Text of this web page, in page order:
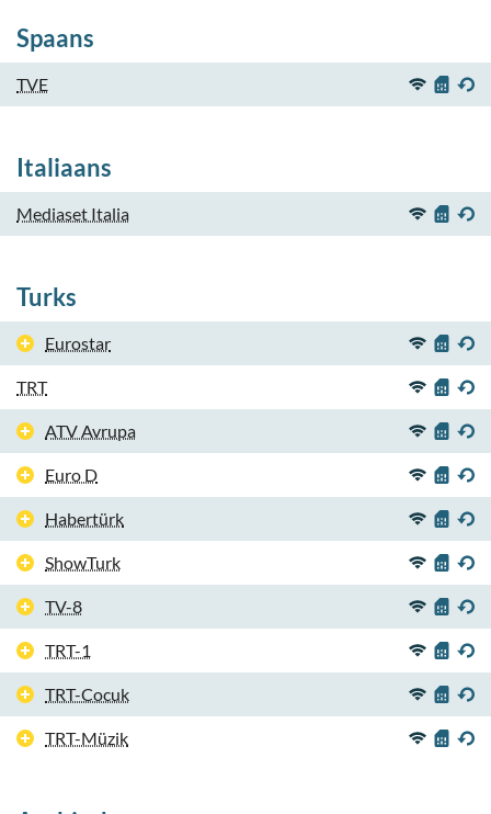
Spaans
TVE
Italiaans
Mediaset Italia
Turks
Eurostar
TRT
ATV Avrupa
Euro D
Habertürk
ShowTurk
TV-8
TRT-1
TRT-Cocuk
TRT-Müzik